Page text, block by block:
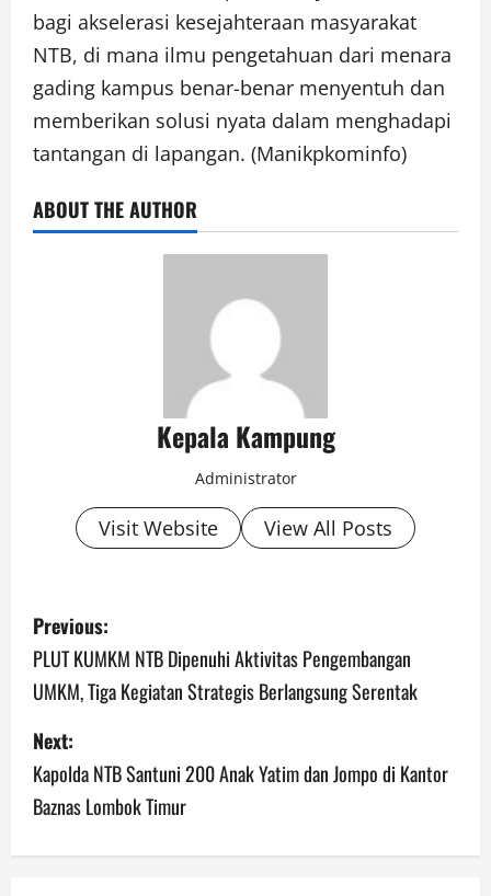
bagi akselerasi kesejahteraan masyarakat
NTB, di mana ilmu pengetahuan dari menara
gading kampus benar-benar menyentuh dan
memberikan solusi nyata dalam menghadapi
tantangan di lapangan. (Manikpkominfo)
ABOUT THE AUTHOR
Kepala Kampung
Administrator
Visit Website View All Posts
P
o
s
t
n
a
Previous:
PLUT KUMKM NTB Dipenuhi Aktivitas Pengembangan
UMKM, Tiga Kegiatan Strategis Berlangsung Serentak
Next:
Kapolda NTB Santuni 200 Anak Yatim dan Jompo di Kantor
Baznas Lombok Timur